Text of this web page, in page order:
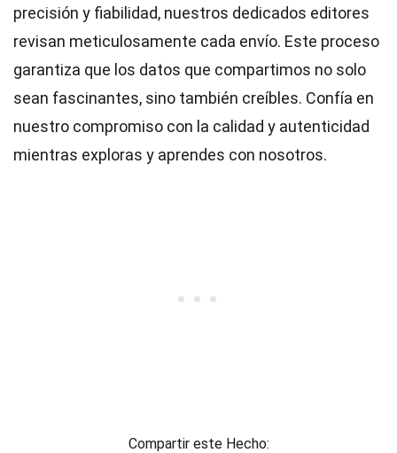
precisión y fiabilidad, nuestros dedicados editores
revisan meticulosamente cada envío. Este proceso
garantiza que los datos que compartimos no solo
sean fascinantes, sino también creíbles. Confía en
nuestro compromiso con la calidad y autenticidad
mientras exploras y aprendes con nosotros.
Compartir este Hecho: